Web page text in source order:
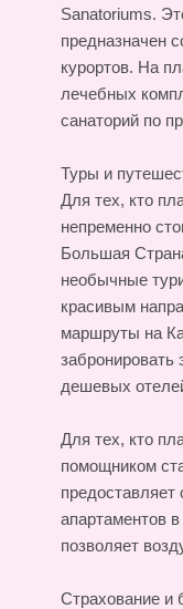
Sanatoriums.
предназначен
курортов. На
лечебных
санаторий по
Туры и
Для тех, кто
непременно
Большая
необычные
красивым
маршруты на
забронировать
дешевых
Для тех, кто
помощником
предоставляет
апартаментов
позволяет
Страхование и